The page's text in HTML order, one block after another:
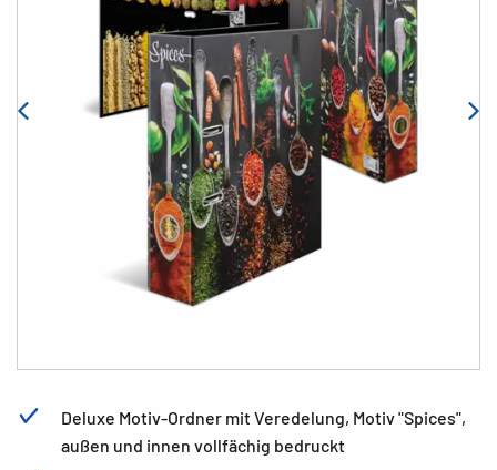
Deluxe Motiv-Ordner mit Veredelung, Motiv "Spices",
außen und innen vollfächig bedruckt